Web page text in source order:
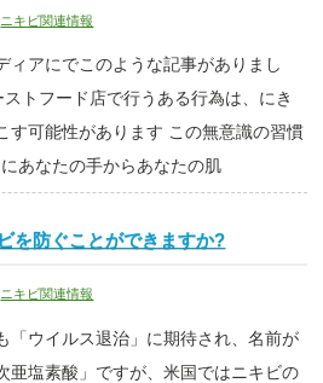
ニキビ関連情報
ィアにでこのような記事がありまし
ストフード店で行うある行為は、にき
す可能性があります この無意識の習慣
あなたの手からあなたの肌
を防ぐことができますか?
ニキビ関連情報
「ウイルス退治」に期待され、名前が
亜塩素酸」ですが、米国ではニキビの